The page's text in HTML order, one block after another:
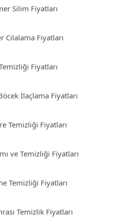
Silim Fiyatları
Cilalama Fiyatları
Fiyatları
İlaçlama Fiyatları
Temizliği Fiyatları
ve Temizliği Fiyatları
Temizliği Fiyatları
Temizlik Fiyatları